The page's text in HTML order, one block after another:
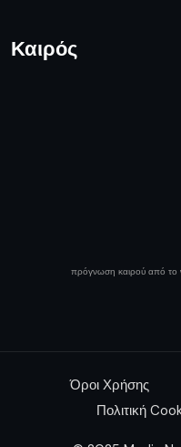
Καιρός
πρόγνωση καιρού από το
Όροι Χρήσης
Πολιτική